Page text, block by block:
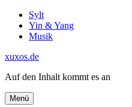
Sylt
Yin & Yang
Musik
xuxos.de
Auf den Inhalt kommt es an
Menü